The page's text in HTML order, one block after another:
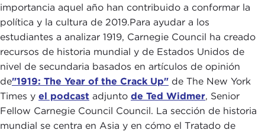
importancia aquel año han contribuido a conformar la
política y la cultura de 2019.Para ayudar a los
estudiantes a analizar 1919, Carnegie Council ha creado
recursos de historia mundial y de Estados Unidos de
nivel de secundaria basados en artículos de opinión
de"1919: The Year of the Crack Up" de The New York
Times y el podcast adjunto de Ted Widmer, Senior
Fellow Carnegie Council Council. La sección de historia
mundial se centra en Asia y en cómo el Tratado de